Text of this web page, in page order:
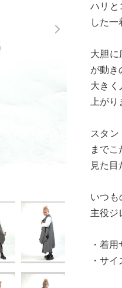
ハリと
した一
大胆に
が動き
大きく
上がり
スタ
までこ
見た目
いつも
主役ジ
・着
・サ